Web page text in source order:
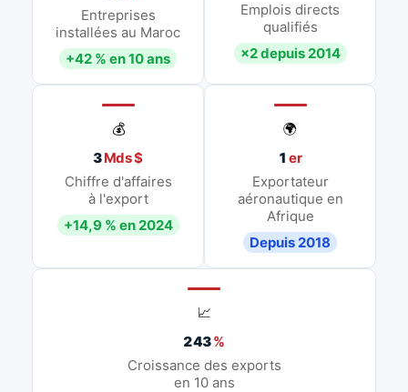
Entreprises
installées au Maroc
+42 % en 10 ans
Emplois directs
qualifiés
×2 depuis 2014
💰
3Mds $
Chiffre d'affaires
à l'export
+14,9 % en 2024
🌍
1 er
Exportateur
aéronautique en
Afrique
Depuis 2018
📈
243%
Croissance des exports
en 10 ans